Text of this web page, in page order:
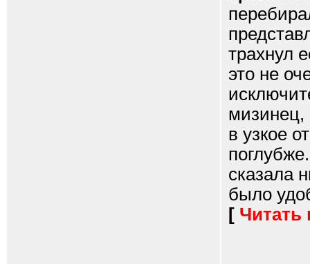
трахнул
это не
мизинец,
в узкое
сказала
было
[ Читать